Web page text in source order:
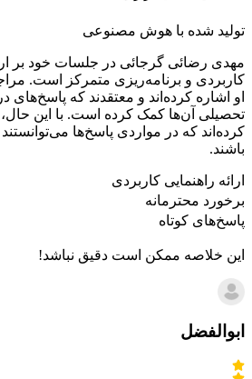
تولید شده با هوش مصنوعی
مهدی رضائی گرجائی در جلسات خود بر
کاربردی و برنامه‌ریزی متمرکز است.
او اشاره کرده‌اند و معتقدند که پاسخ‌های
تحصیلی آن‌ها کمک کرده است. با این حال،
کرده‌اند که در مواردی پاسخ‌ها
باشند.
ارائه راهنمایی کاربردی
برخورد محترمانه
پاسخ‌های کوتاه
این خلاصه ممکن است دقیق نباشد!
ابوالفضل